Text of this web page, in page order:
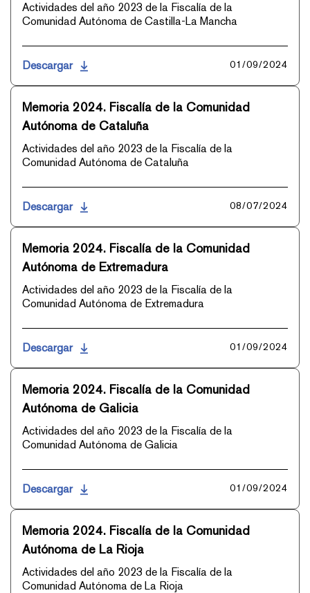
Actividades del año 2023 de la Fiscalía de la
Comunidad Autónoma de Castilla-La Mancha
Descargar 01/09/2024
Memoria 2024. Fiscalía de la Comunidad
Autónoma de Cataluña
Actividades del año 2023 de la Fiscalía de la
Comunidad Autónoma de Cataluña
Descargar 08/07/2024
Memoria 2024. Fiscalía de la Comunidad
Autónoma de Extremadura
Actividades del año 2023 de la Fiscalía de la
Comunidad Autónoma de Extremadura
Descargar 01/09/2024
Memoria 2024. Fiscalía de la Comunidad
Autónoma de Galicia
Actividades del año 2023 de la Fiscalía de la
Comunidad Autónoma de Galicia
Descargar 01/09/2024
Memoria 2024. Fiscalía de la Comunidad
Autónoma de La Rioja
Actividades del año 2023 de la Fiscalía de la
Comunidad Autónoma de La Rioja